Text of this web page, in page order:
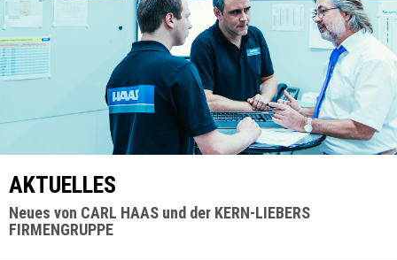
AKTUELLES
Neues von CARL HAAS und der KERN-LIEBERS
FIRMENGRUPPE